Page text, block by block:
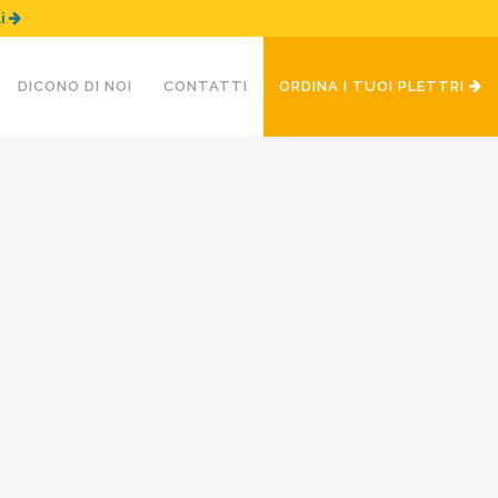
DICONO DI NOI CONTATTI ORDINA I TUOI PLETTRI